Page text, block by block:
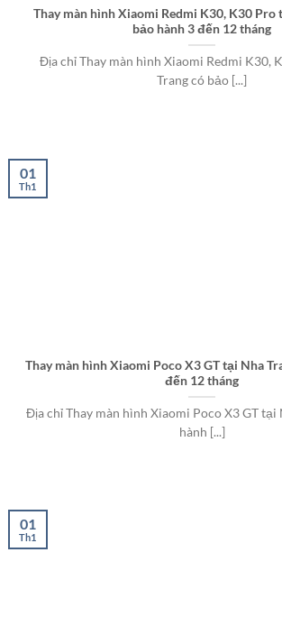
Thay màn hình Xiaomi Redmi K30, K30 Pro
bảo hành 3 đến 12 tháng
Địa chỉ Thay màn hình Xiaomi Redmi K30,
Trang có bảo [...]
Thay màn hình Xiaomi Poco X3 GT tại Nha
đến 12 tháng
Địa chỉ Thay màn hình Xiaomi Poco X3 GT tại
hành [...]
01
Th1
01
Th1